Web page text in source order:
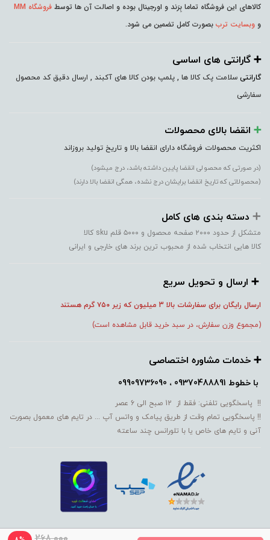
کالاهای این فروشگاه تماما بِرَند و اورجینال بوده و اصالت آن ها توسط فروشگاه MM
و وبسایت ترب بصورت کامل تضمین می شود.
➕️ گارانتی های اساسی
گارانتی سلامت پک کالا ها , پلمپ بودن کالا های آکبند , ارسال دقیق کد محصول
سفارشی
➕️ انقضا بالای محصولات
اکثریت محصولات فروشگاه دارای انقضا بالا و تاریخ تولید بروزاند
(در صورتی که محصولی انقضا پایین داشته باشد، درج میشود)
(محصولاتی که تاریخ انقضا برایشان درج نشده، همگی انقضا بالا دارند)
➕️ دسته بندی های کامل
متشکل از حدود ۲۰۰۰ صفحه محصول و ۵۰۰۰ قلم sku کالا
کالا هایی انتخاب شده از محبوب ترین برند های خارجی و ایرانی
➕️ ارسال و تحویل سریع
ارسال رایگان برای سفارشات بالا 3 میلیون که زیر ۷۵۰ گرم هستند
(مجموع وزن سفارش، در سبد خرید قابل مشاهده است)
➕️ خدمات مشاوره اختصاصی
با خطوط 09370488891 ، 09909736090
!! پاسخگویی تلفنی: فقط از 12 صبح الی 6 عصر
!! پاسخگویی تمام وقت از طریق پیامک و واتس آپ ... در تایم های معمول بصورت
آنی و تایم های خاص یا با تلورانس چند ساعته